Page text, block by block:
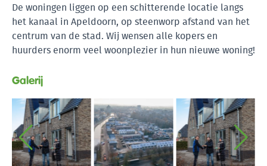
De woningen liggen op een schitterende locatie langs
het kanaal in Apeldoorn, op steenworp afstand van het
centrum van de stad. Wij wensen alle kopers en
huurders enorm veel woonplezier in hun nieuwe woning!
Galerij